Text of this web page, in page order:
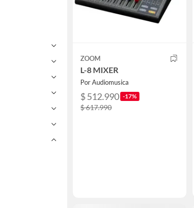
ZOOM
L-8 MIXER
Por Audiomusica
$ 512.990 -17%
$ 617.990